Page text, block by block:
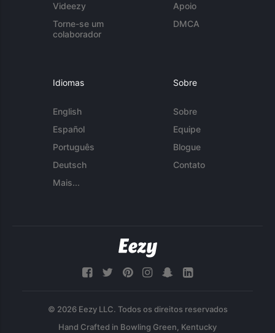
Videezy
Torne-se um
colaborador
Apoio
DMCA
Idiomas
English
Español
Português
Deutsch
Mais...
Sobre
Sobre
Equipe
Blogue
Contato
© 2026 Eezy LLC. Todos os direitos reservados